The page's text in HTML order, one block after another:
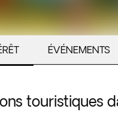
ÉVÉNEMENTS
touristiques